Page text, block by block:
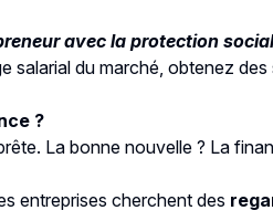
avec la protection
salarial du marché, obtenez des
?
La bonne nouvelle ? La
entreprises cherchent des